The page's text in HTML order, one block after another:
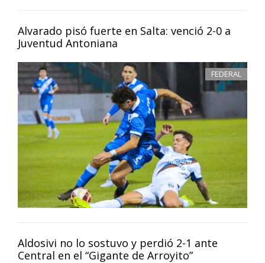
Alvarado pisó fuerte en Salta: venció 2-0 a
Juventud Antoniana
FEDERAL
Aldosivi no lo sostuvo y perdió 2-1 ante
Central en el “Gigante de Arroyito”